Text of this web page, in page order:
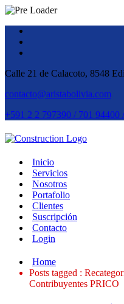
Calle 21 de Calacoto, 8548
contacto@aristabolivia.com
+591 2 2 797390 / 701 94400
Inicio
Servicios
Nosotros
Portafolio
Clientes
Suscripción
Contacto
Login
Home
Posts tagged :
Contribuyentes PRICO